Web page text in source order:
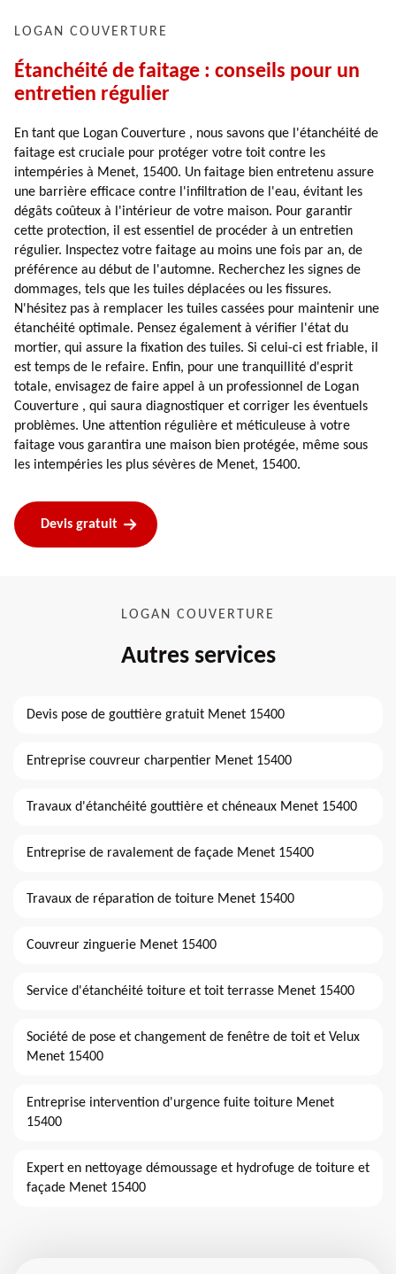
LOGAN COUVERTURE
Étanchéité de faitage : conseils pour un
entretien régulier
En tant que Logan Couverture , nous savons que l'étanchéité de
faitage est cruciale pour protéger votre toit contre les
intempéries à Menet, 15400. Un faitage bien entretenu assure
une barrière efficace contre l'infiltration de l'eau, évitant les
dégâts coûteux à l'intérieur de votre maison. Pour garantir
cette protection, il est essentiel de procéder à un entretien
régulier. Inspectez votre faitage au moins une fois par an, de
préférence au début de l'automne. Recherchez les signes de
dommages, tels que les tuiles déplacées ou les fissures.
N'hésitez pas à remplacer les tuiles cassées pour maintenir une
étanchéité optimale. Pensez également à vérifier l'état du
mortier, qui assure la fixation des tuiles. Si celui-ci est friable, il
est temps de le refaire. Enfin, pour une tranquillité d'esprit
totale, envisagez de faire appel à un professionnel de Logan
Couverture , qui saura diagnostiquer et corriger les éventuels
problèmes. Une attention régulière et méticuleuse à votre
faitage vous garantira une maison bien protégée, même sous
les intempéries les plus sévères de Menet, 15400.
Devis gratuit
LOGAN COUVERTURE
Autres services
Devis pose de gouttière gratuit Menet 15400
Entreprise couvreur charpentier Menet 15400
Travaux d'étanchéité gouttière et chéneaux Menet 15400
Entreprise de ravalement de façade Menet 15400
Travaux de réparation de toiture Menet 15400
Couvreur zinguerie Menet 15400
Service d'étanchéité toiture et toit terrasse Menet 15400
Société de pose et changement de fenêtre de toit et Velux
Menet 15400
Entreprise intervention d'urgence fuite toiture Menet
15400
Expert en nettoyage démoussage et hydrofuge de toiture et
façade Menet 15400